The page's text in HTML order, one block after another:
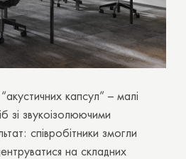
капсул” – малі
зі звукоізолюючими
співробітники змогли
на складних